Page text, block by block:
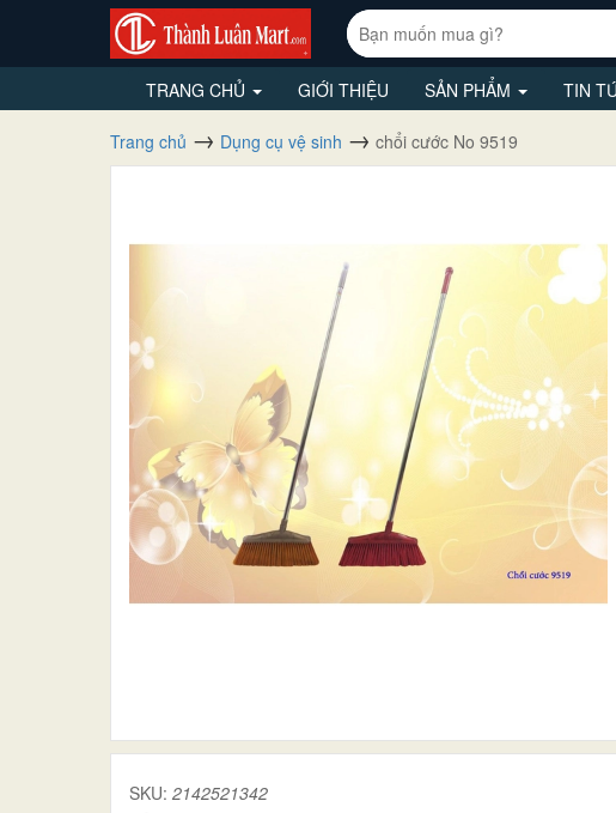
TRANG CHỦ GIỚI THIỆU SẢN PHẨM TIN
Trang chủ Dụng cụ vệ sinh chổi cước No 9519
SKU: 2142521342